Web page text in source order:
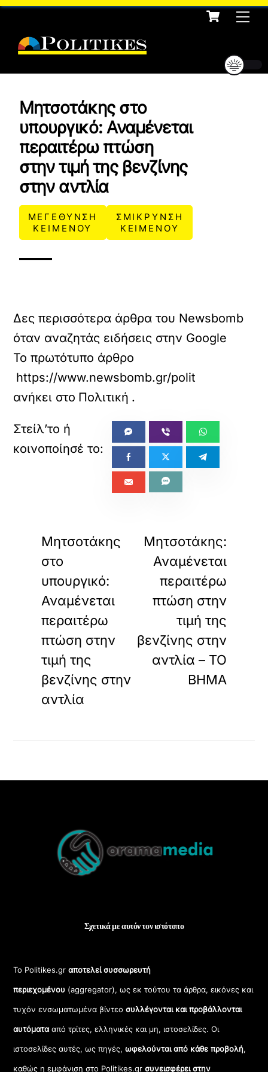
Skip
content
Cart
Μητσοτάκης στο
υπουργικό: Αναμένεται
περαιτέρω πτώση
στην τιμή της βενζίνης
στην αντλία
ΜΕΓΕΘΥΝΣΗ
ΚΕΙΜΕΝΟΥ
ΣΜΙΚΡΥΝΣΗ
ΚΕΙΜΕΝΟΥ
Δες περισσότερα άρθρα του Newsbomb
όταν αναζητάς ειδήσεις στην Google
Το πρωτότυπο άρθρο
https://www.newsbomb.gr/politikh/story/
ανήκει στο Πολιτική .
Μητσοτάκης
στο
υπουργικό:
Αναμένεται
περαιτέρω
πτώση στην
τιμή της
βενζίνης στην
αντλία
Μητσοτάκης:
Αναμένεται
περαιτέρω
πτώση στην
τιμή της
βενζίνης στην
αντλία – ΤΟ
ΒΗΜΑ
Top
Σχετικά με αυτόν τον ιστότοπο
Το Politikes.grαποτελεί συσσωρευτή
περιεχομένου (aggregator), ως εκ τούτου τα άρθρα, εικόνες και
τυχόν ενσωματωμένα βίντεοσυλλέγονται και προβάλλονται
αυτόματααπό τρίτες, ελληνικές και μη, ιστοσελίδες. Οι
ιστοσελίδες αυτές, ως πηγές,ωφελούνται από κάθε προβολή,
καθώς η εμφάνιση στο Politikes.gr συνεισφέρει στην